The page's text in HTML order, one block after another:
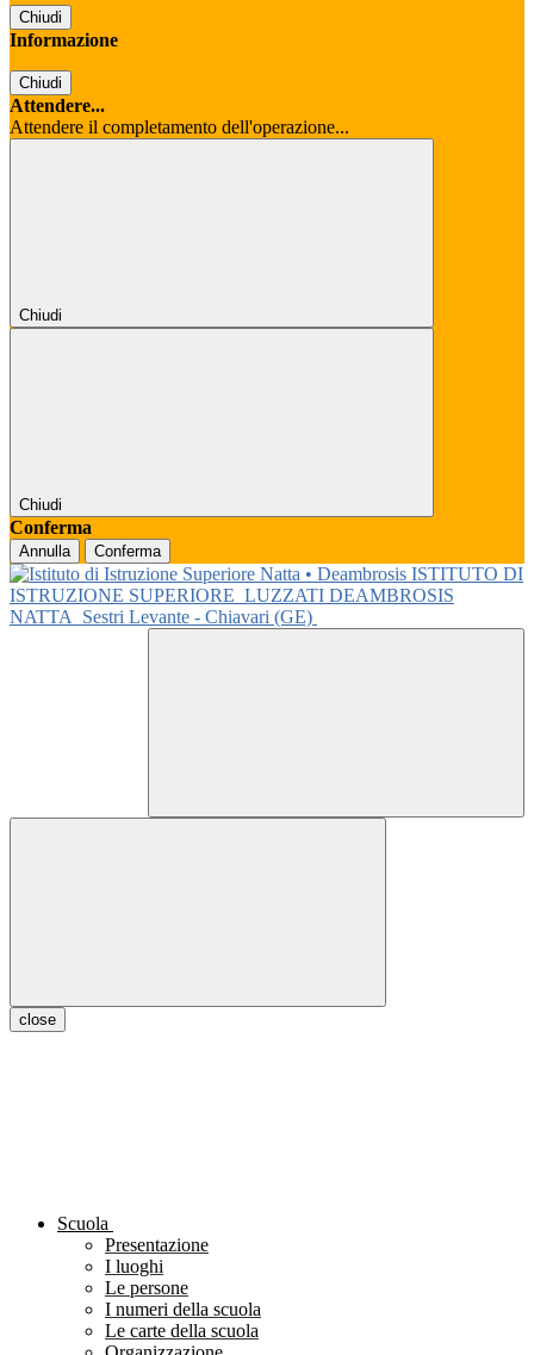
Chiudi
Informazione
Chiudi
Attendere...
Attendere il completamento dell'operazione...
Chiudi
Chiudi
Conferma
Annulla Conferma
ISTITUTO DI
ISTRUZIONE SUPERIORE LUZZATI DEAMBROSIS
NATTA
Sestri Levante - Chiavari (GE)
close
Scuola
Presentazione
I luoghi
Le persone
I numeri della scuola
Le carte della scuola